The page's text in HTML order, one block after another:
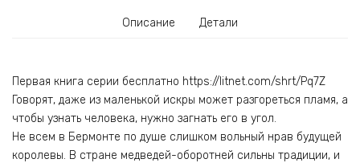
Описание Детали
Первая книга серии бесплатно https://litnet.com/shrt/Pq7Z
Говорят, даже из маленькой искры может разгореться пламя, а
чтобы узнать человека, нужно загнать его в угол.
Не всем в Бермонте по душе слишком вольный нрав будущей
королевы. В стране медведей-оборотней сильны традиции, и